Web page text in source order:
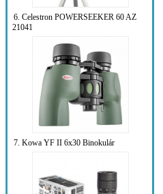
6. Celestron POWERSEEKER 60 AZ
21041
7. Kowa YF II 6x30 Binokulár